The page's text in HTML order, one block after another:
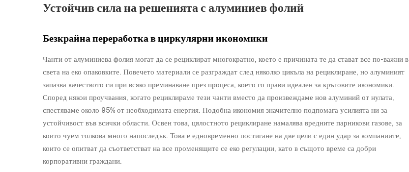
Устойчив сила на решенията с алуминиев фолий
Безкрайна переработка в циркулярни икономики
Чанти от алуминиева фолия могат да се рециклират многократно, което е причината те да стават все по-важни в
света на еко опаковките. Повечето материали се разграждат след няколко цикъла на рециклиране, но алуминият
запазва качеството си при всяко преминаване през процеса, което го прави идеален за кръговите икономики.
Според някои проучвания, когато рециклираме тези чанти вместо да произвеждаме нов алуминий от нулата,
спестяваме около 95% от необходимата енергия. Подобна икономия значително подпомага усилията ни за
устойчивост във всички области. Освен това, цялостното рециклиране намалява вредните парникови газове, за
които чуем толкова много напоследък. Това е едновременно постигане на две цели с един удар за компаниите,
които се опитват да съответстват на все променящите се еко регулации, като в същото време са добри
корпоративни граждани.